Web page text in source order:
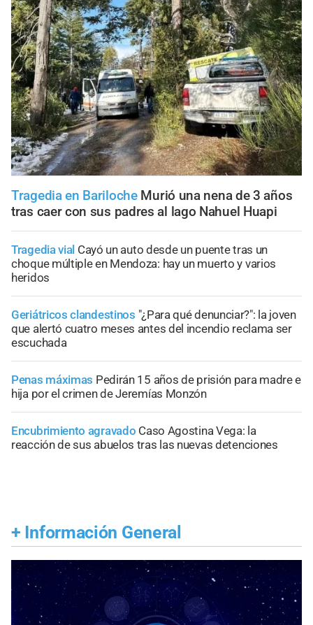
Tragedia en Bariloche Murió una nena de 3 años
tras caer con sus padres al lago Nahuel Huapi
Tragedia vial Cayó un auto desde un puente tras un
choque múltiple en Mendoza: hay un muerto y varios
heridos
Geriátricos clandestinos "¿Para qué denunciar?": la joven
que alertó cuatro meses antes del incendio reclama ser
escuchada
Penas máximas Pedirán 15 años de prisión para madre e
hija por el crimen de Jeremías Monzón
Encubrimiento agravado Caso Agostina Vega: la
reacción de sus abuelos tras las nuevas detenciones
+ Información General